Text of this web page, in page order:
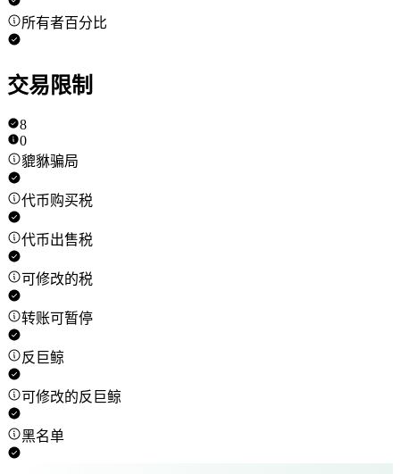
所有者百分比
交易限制
8
0
貔貅骗局
代币购买税
代币出售税
可修改的税
转账可暂停
反巨鲸
可修改的反巨鲸
黑名单